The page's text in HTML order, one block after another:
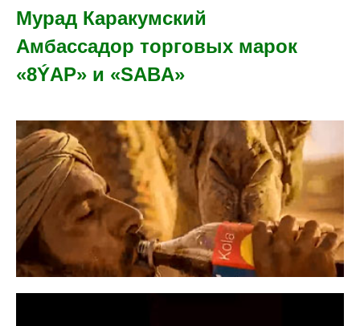
Мурад Каракумский
Амбассадор торговых марок
«8ÝAP» и «SABA»​